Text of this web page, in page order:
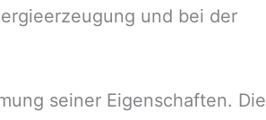
und bei der
seiner Eigenschaften. Die